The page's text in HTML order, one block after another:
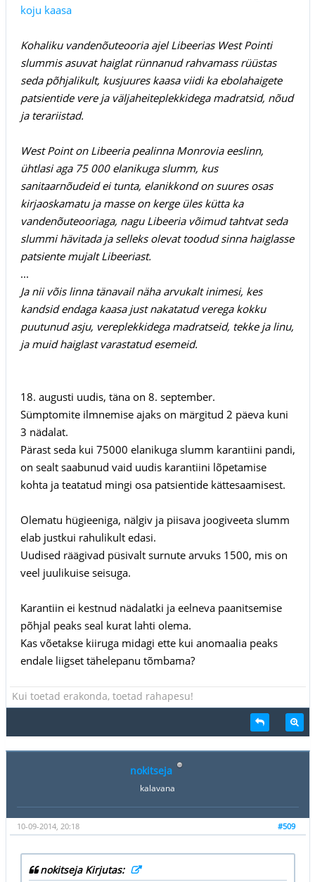
koju kaasa
Kohaliku vandenõuteooria ajel Libeerias West Pointi
slummis asuvat haiglat rünnanud rahvamass rüüstas
seda põhjalikult, kusjuures kaasa viidi ka ebolahaigete
patsientide vere ja väljaheiteplekkidega madratsid, nõud
ja terariistad.
West Point on Libeeria pealinna Monrovia eeslinn,
ühtlasi aga 75 000 elanikuga slumm, kus
sanitaarnõudeid ei tunta, elanikkond on suures osas
kirjaoskamatu ja masse on kerge üles kütta ka
vandenõuteooriaga, nagu Libeeria võimud tahtvat seda
slummi hävitada ja selleks olevat toodud sinna haiglasse
patsiente mujalt Libeeriast.
...
Ja nii võis linna tänavail näha arvukalt inimesi, kes
kandsid endaga kaasa just nakatatud verega kokku
puutunud asju, vereplekkidega madratseid, tekke ja linu,
ja muid haiglast varastatud esemeid.
18. augusti uudis, täna on 8. september.
Sümptomite ilmnemise ajaks on märgitud 2 päeva kuni
3 nädalat.
Pärast seda kui 75000 elanikuga slumm karantiini pandi,
on sealt saabunud vaid uudis karantiini lõpetamise
kohta ja teatatud mingi osa patsientide kättesaamisest.
Olematu hügieeniga, nälgiv ja piisava joogiveeta slumm
elab justkui rahulikult edasi.
Uudised räägivad püsivalt surnute arvuks 1500, mis on
veel juulikuise seisuga.
Karantiin ei kestnud nädalatki ja eelneva paanitsemise
põhjal peaks seal kurat lahti olema.
Kas võetakse kiiruga midagi ette kui anomaalia peaks
endale liigset tähelepanu tõmbama?
Kui toetad erakonda, toetad rahapesu!
nokitseja
kalavana
#509
10-09-2014, 20:18
nokitseja Kirjutas: